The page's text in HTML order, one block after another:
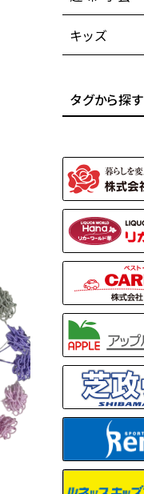
キッズ
タグから探す